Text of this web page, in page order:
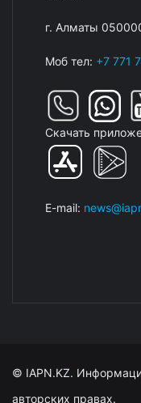
г. Алматы
Моб тел: +7 771
Скачать
E-mail:
© IAPN.KZ.
авторских правах.